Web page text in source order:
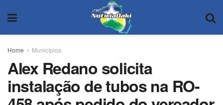
Home Municípios
Alex Redano solicita
instalação de tubos na RO-